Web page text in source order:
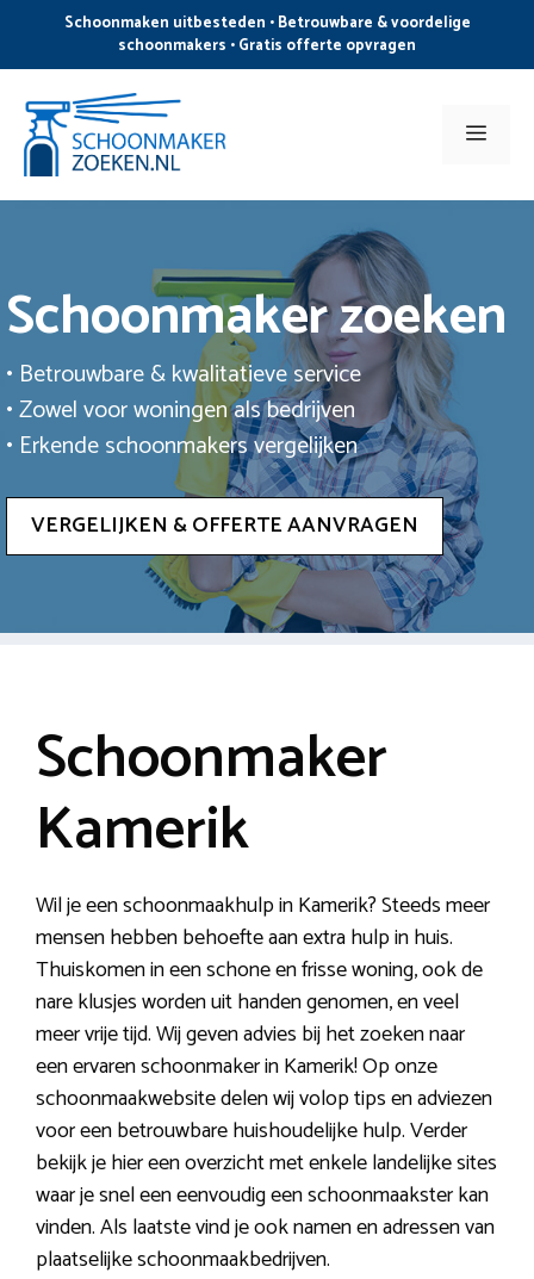
de
inhoud
Schoonmaken uitbesteden • Betrouwbare & voordelige
schoonmakers • Gratis offerte opvragen
Menu
Schoonmaker zoeken
• Betrouwbare & kwalitatieve service
• Zowel voor woningen als bedrijven
• Erkende schoonmakers vergelijken
VERGELIJKEN & OFFERTE AANVRAGEN
Schoonmaker
Kamerik
Wil je een schoonmaakhulp in Kamerik? Steeds meer
mensen hebben behoefte aan extra hulp in huis.
Thuiskomen in een schone en frisse woning, ook de
nare klusjes worden uit handen genomen, en veel
meer vrije tijd. Wij geven advies bij het zoeken naar
een ervaren schoonmaker in Kamerik! Op onze
schoonmaakwebsite delen wij volop tips en adviezen
voor een betrouwbare huishoudelijke hulp. Verder
bekijk je hier een overzicht met enkele landelijke sites
waar je snel een eenvoudig een schoonmaakster kan
vinden. Als laatste vind je ook namen en adressen van
plaatselijke schoonmaakbedrijven.